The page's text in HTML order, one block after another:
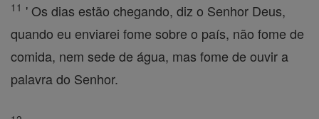
11 ' Os dias estão chegando, diz o Senhor Deus,
quando eu enviarei fome sobre o país, não fome de
comida, nem sede de água, mas fome de ouvir a
palavra do Senhor.